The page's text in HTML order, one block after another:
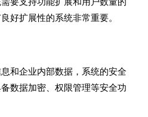
好扩展性的系统非常重要。
和企业内部数据，系统的安全
数据加密、权限管理等安全功